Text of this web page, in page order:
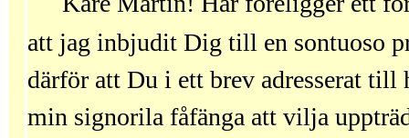
att jag inbjudit Dig till en sontuoso
därför att Du i ett brev adresserat
min signorila fåfänga att vilja